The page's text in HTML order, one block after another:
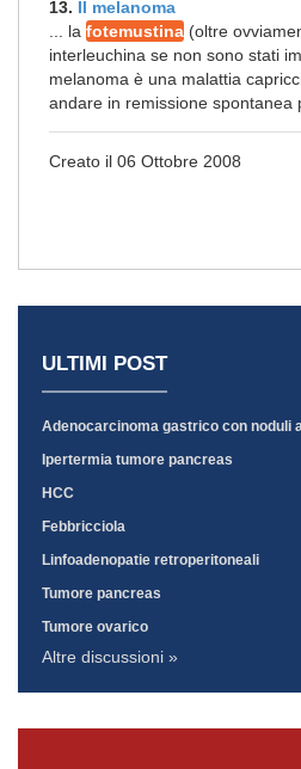
13. Il melanoma
... la fotemustina (oltre
interleuchina se non sono stati
melanoma è una malattia
andare in remissione spontanea
Creato il 06 Ottobre 2008
ULTIMI POST
Adenocarcinoma gastrico con noduli
Ipertermia tumore pancreas
HCC
Febbricciola
Linfoadenopatie retroperitoneali
Tumore pancreas
Tumore ovarico
Altre discussioni »